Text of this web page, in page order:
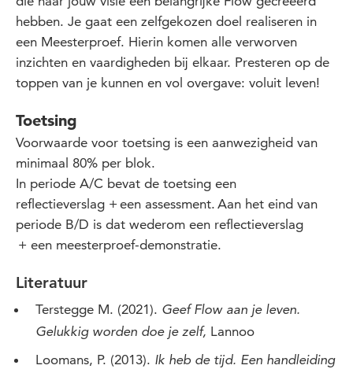
hebben. Je gaat een zelfgekozen doel realiseren in
een Meesterproef. Hierin komen alle verworven
inzichten en vaardigheden bij elkaar. Presteren op de
toppen van je kunnen en vol overgave: voluit leven!
Toetsing
Voorwaarde voor toetsing is een aanwezigheid van
minimaal 80% per blok.
In periode A/C bevat de toetsing een
reflectieverslag + een assessment. Aan het eind van
periode B/D is dat wederom een reflectieverslag
+ een meesterproef-demonstratie.
Literatuur
Terstegge M. (2021). Geef Flow aan je leven.
Gelukkig worden doe je zelf, Lannoo
Loomans, P. (2013). Ik heb de tijd. Een handleiding